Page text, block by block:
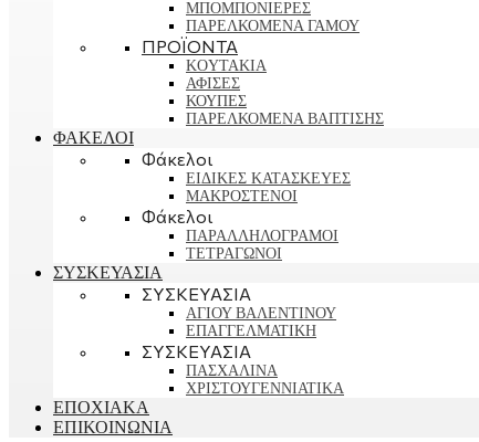
ΜΠΟΜΠΟΝΙΕΡΕΣ
ΠΑΡΕΛΚΟΜΕΝΑ ΓΑΜΟΥ
ΠΡΟΪΟΝΤΑ
KOYTAKIA
ΑΦΙΣΕΣ
ΚΟΥΠΕΣ
ΠΑΡΕΛΚΟΜΕΝΑ ΒΑΠΤΙΣΗΣ
ΦΑΚΕΛΟΙ
Φάκελοι
ΕΙΔΙΚΕΣ ΚΑΤΑΣΚΕΥΕΣ
ΜΑΚΡΟΣΤΕΝΟΙ
Φάκελοι
ΠΑΡΑΛΛΗΛΟΓΡΑΜΟΙ
ΤΕΤΡΑΓΩΝΟΙ
ΣΥΣΚΕΥΑΣΙΑ
ΣΥΣΚΕΥΑΣΙΑ
ΑΓΙΟΥ ΒΑΛΕΝΤΙΝΟΥ
ΕΠΑΓΓΕΛΜΑΤΙΚΗ
ΣΥΣΚΕΥΑΣΙΑ
ΠΑΣΧΑΛΙΝΑ
ΧΡΙΣΤΟΥΓΕΝΝΙΑΤΙΚΑ
ΕΠΟΧΙΑΚΑ
ΕΠΙΚΟΙΝΩΝΙΑ